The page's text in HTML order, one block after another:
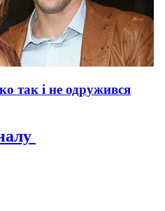
так і не одружився